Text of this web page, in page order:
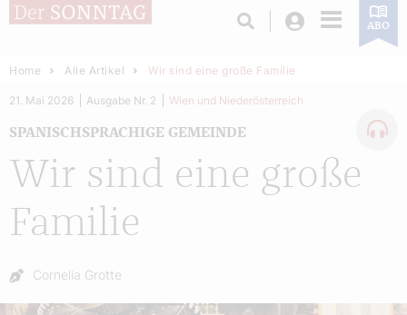
Login ABO
Home Alle Artikel Wir sind eine große Familie
Wir sind eine große
Familie
SPANISCHSPRACHIGE GEMEINDE
21. Mai 2026 Ausgabe Nr. 2 Wien und Niederösterreich
Autor:
Cornelia Grotte